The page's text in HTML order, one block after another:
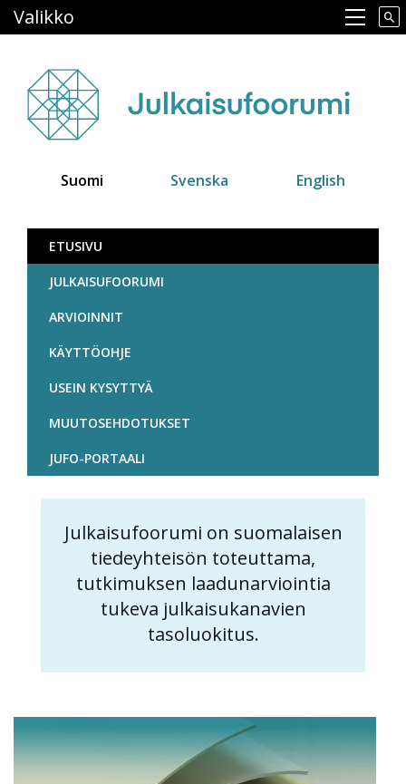
pääsisältöön
Main navigation
Valikko
Suomi Svenska English
Julkaisufoorumi
ETUSIVU
JULKAISUFOORUMI
ARVIOINNIT
KÄYTTÖOHJE
USEIN KYSYTTYÄ
MUUTOSEHDOTUKSET
JUFO-PORTAALI
Content
markup
Julkaisufoorumi on suomalaisen
tiedeyhteisön toteuttama,
tutkimuksen laadunarviointia
tukeva julkaisukanavien
tasoluokitus.